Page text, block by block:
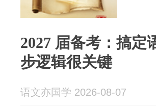
2027 届备考：搞定
步逻辑很关键
语文亦国学 2026-08-07